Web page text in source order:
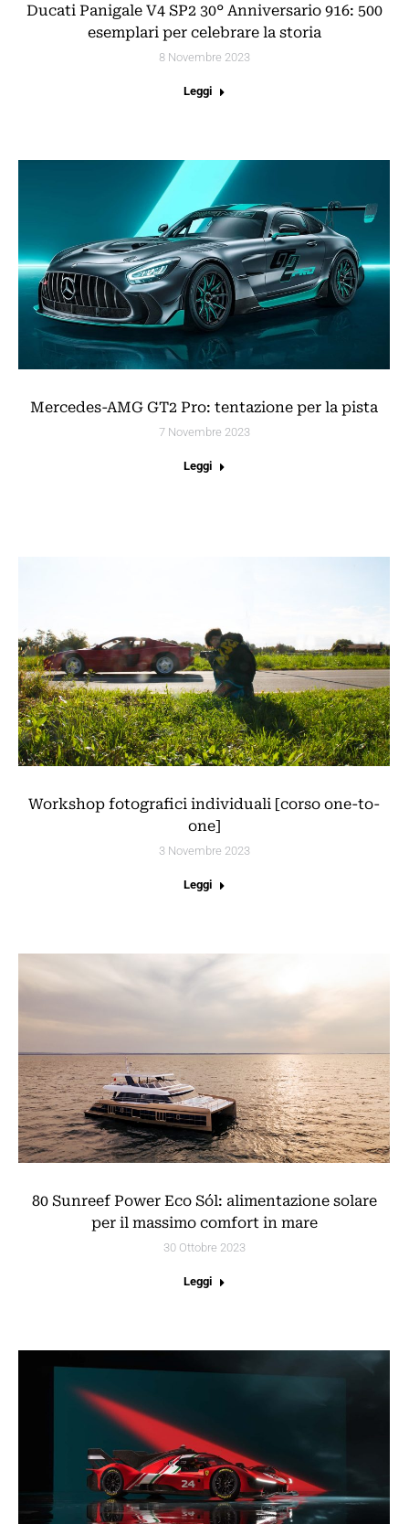
Ducati Panigale V4 SP2 30° Anniversario 916: 500
esemplari per celebrare la storia
8 Novembre 2023
Leggi
Mercedes-AMG GT2 Pro: tentazione per la pista
7 Novembre 2023
Leggi
Workshop fotografici individuali [corso one-to-
one]
3 Novembre 2023
Leggi
80 Sunreef Power Eco Sól: alimentazione solare
per il massimo comfort in mare
30 Ottobre 2023
Leggi